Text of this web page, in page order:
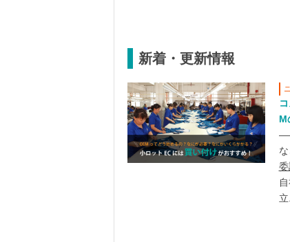
新着・更新情報
M
委